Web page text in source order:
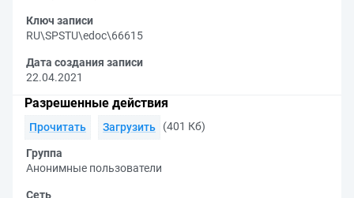
Ключ записи
RU\SPSTU\edoc\66615
Дата создания записи
22.04.2021
Разрешенные действия
Прочитать Загрузить (401 Кб)
Группа
Анонимные пользователи
Сеть